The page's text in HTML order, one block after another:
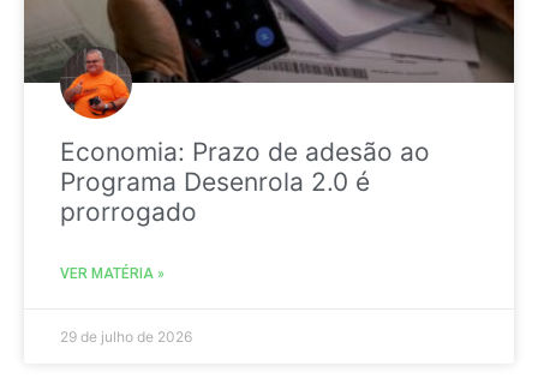
Economia: Prazo de adesão ao
Programa Desenrola 2.0 é
prorrogado
VER MATÉRIA »
29 de julho de 2026